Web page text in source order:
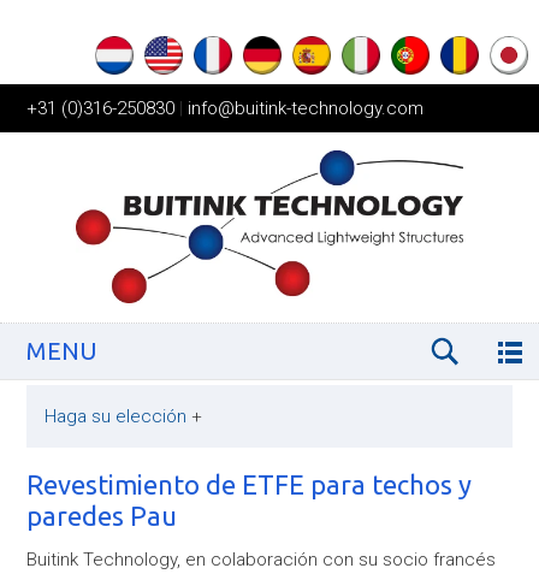
+31 (0)316-250830 | info@buitink-technology.com
MENU
Haga su elección +
Revestimiento de ETFE para techos y
paredes Pau
Buitink Technology, en colaboración con su socio francés